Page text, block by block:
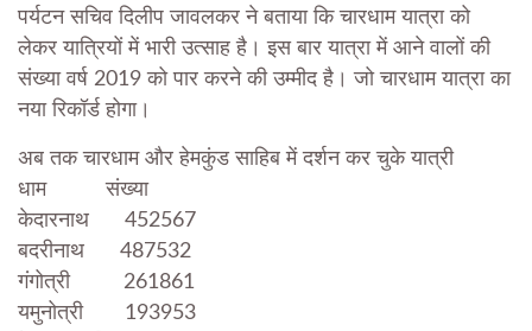
पर्यटन सचिव दिलीप जावलकर ने बताया कि चारधाम यात्रा को
लेकर यात्रियों में भारी उत्साह है। इस बार यात्रा में आने वालों की
संख्या वर्ष 2019 को पार करने की उम्मीद है। जो चारधाम यात्रा का
नया रिकॉर्ड होगा।
अब तक चारधाम और हेमकुंड साहिब में दर्शन कर चुके यात्री
धाम संख्या
केदारनाथ 452567
बदरीनाथ 487532
गंगोत्री 261861
यमुनोत्री 193953